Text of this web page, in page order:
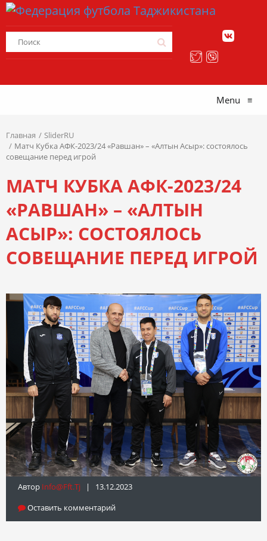
Menu ≡
Главная
SliderRU
Матч Кубка АФК-2023/24 «Равшан» – «Алтын Асыр»: состоялось
совещание перед игрой
МАТЧ КУБКА АФК-2023/24
«РАВШАН» – «АЛТЫН
АСЫР»: СОСТОЯЛОСЬ
СОВЕЩАНИЕ ПЕРЕД ИГРОЙ
Автор Info@fft.tj | 13.12.2023
Оставить комментарий